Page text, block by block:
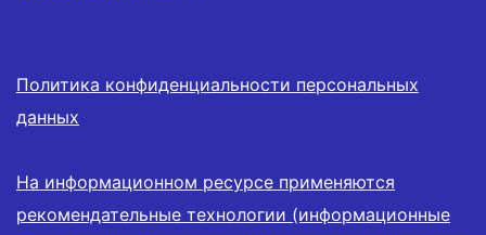
Политика конфиденциальности персональных
данных
На информационном ресурсе применяются
рекомендательные технологии (информационные